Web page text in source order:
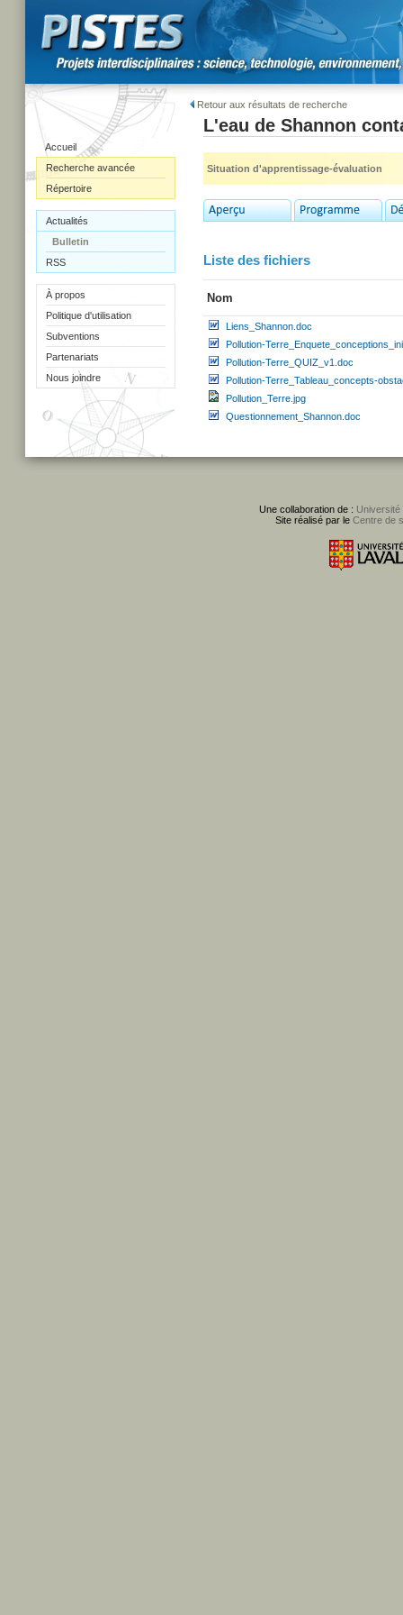
Accueil
Recherche avancée
Répertoire
Actualités
Bulletin
RSS
À propos
Politique d'utilisation
Subventions
Partenariats
Nous joindre
Retour aux résultats de recherche
L'eau de Shannon
Situation d'apprentissage-évaluation
Liste des fichiers
Nom
Liens_Shannon.doc
Pollution-
Pollution-Terre_QUIZ_v1.doc
Pollution-Terre_Tableau_concepts-
Pollution_Terre.jpg
Questionnement_Shannon.doc
Une collaboration de : Université
Site réalisé par le Centre de